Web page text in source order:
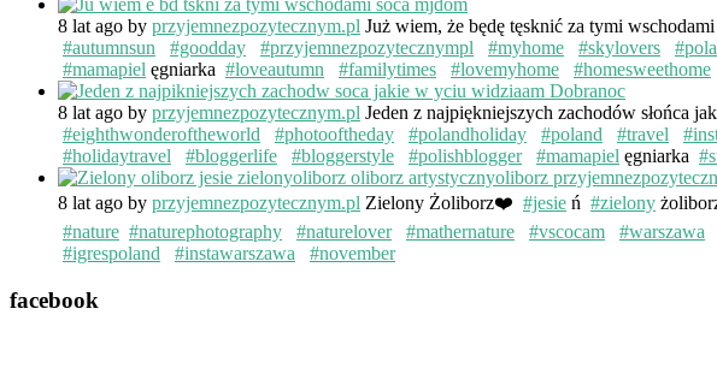
8 lat ago by przyjemnezpozytecznym.pl Już wiem, że będę tęsknić za tymi wschodami
#autumnsun
#goodday #przyjemnezpozytecznympl #myhome #skylovers
#mamapiel ęgniarka #loveautumn #familytimes #lovemyhome #homesweethome
8 lat ago by przyjemnezpozytecznym.pl Jeden z najpiękniejszych zachodów słońca
#eighthwonderoftheworld
#photooftheday #polandholiday #poland #travel
#holidaytravel
#bloggerlife #bloggerstyle #polishblogger #mamapiel ęgniarka
8 lat ago by przyjemnezpozytecznym.pl Zielony Żoliborz❤️ #jesie ń #zielony
#nature #naturephotography #naturelover #mathernature #vscocam #warszawa
#igrespoland
#instawarszawa #november
facebook